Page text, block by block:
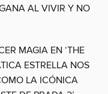
AL VIVIR Y NO
MAGIA EN ‘THE
ESTRELLA NOS
LA ICÓNICA